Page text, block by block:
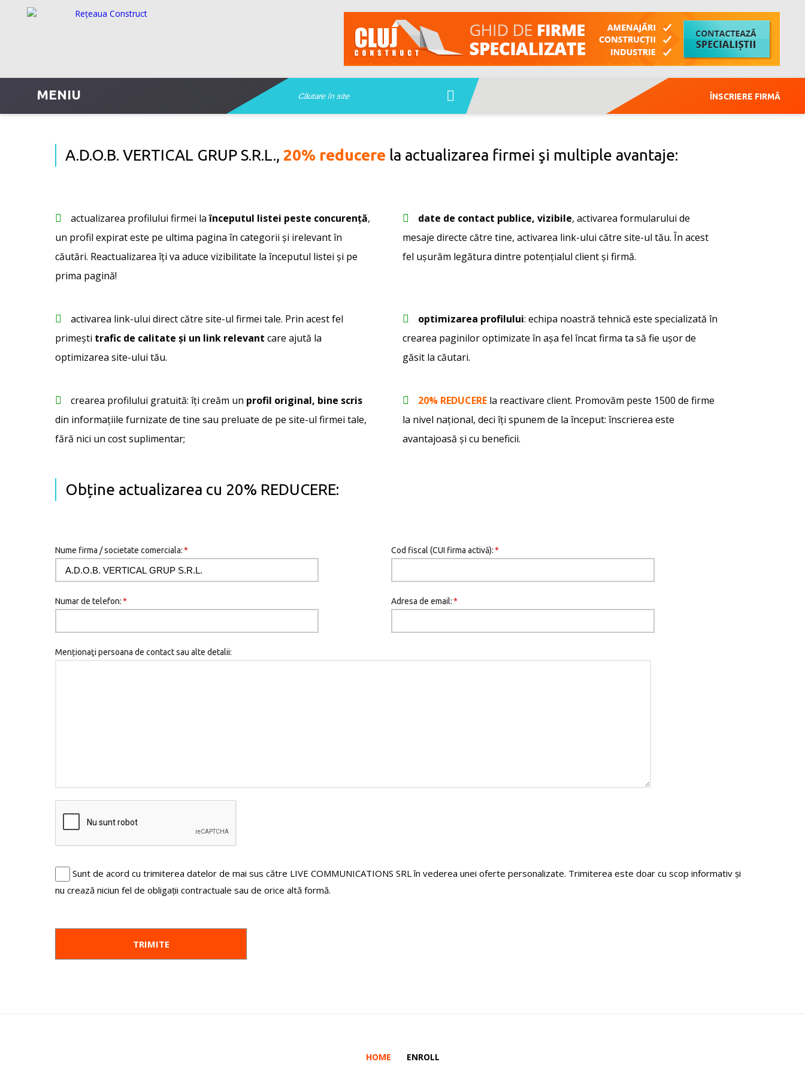
MENIU ÎNSCRIERE FIRMĂ
A.D.O.B. VERTICAL GRUP S.R.L., 20% reducere la actualizarea firmei şi multiple avantaje:
actualizarea profilului firmei laînceputul listei peste concurență,
un profil expirat este pe ultima pagina în categorii și irelevant în
căutări. Reactualizarea îți va aduce vizibilitate la începutul listei și pe
prima pagină!
date de contact publice, vizibile, activarea formularului de
mesaje directe către tine, activarea link-ului către site-ul tău. În acest
fel ușurăm legătura dintre potențialul client și firmă.
activarea link-ului direct către site-ul firmei tale. Prin acest fel
primești trafic de calitate și un link relevant care ajută la
optimizarea site-ului tău.
optimizarea profilului: echipa noastră tehnică este specializată în
crearea paginilor optimizate în așa fel încat firma ta să fie ușor de
găsit la căutari.
crearea profilului gratuită: îți creăm un profil original, bine scris
din informațiile furnizate de tine sau preluate de pe site-ul firmei tale,
fără nici un cost suplimentar;
20% REDUCERE la reactivare client. Promovăm peste 1500 de firme
la nivel național, deci îţi spunem de la început: înscrierea este
avantajoasă şi cu beneficii.
Obține actualizarea cu 20% REDUCERE:
Nume firma / societate comerciala:* Cod fiscal (CUI firma activă):*
Numar de telefon:* Adresa de email:*
Menționaţi persoana de contact sau alte detalii:
Sunt de acord cu trimiterea datelor de mai sus către LIVE COMMUNICATIONS SRL în vederea unei oferte personalizate. Trimiterea este doar cu scop informativ și
nu crează niciun fel de obligații contractuale sau de orice altă formă.
HOME ENROLL